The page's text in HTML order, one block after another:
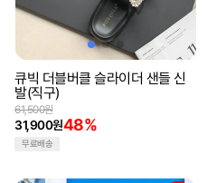
큐빅 더블버클 슬라이더 샌들 신
발(직구)
31,900원48%
61,500원
무료배송